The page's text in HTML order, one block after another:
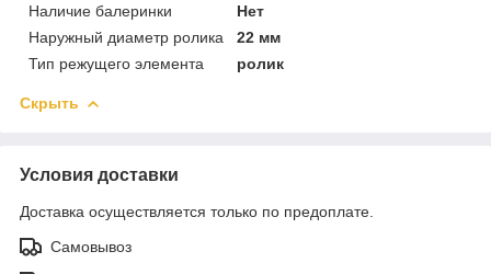
Наличие балеринки
Нет
Наружный диаметр ролика
22 мм
Тип режущего элемента
ролик
Скрыть
Условия доставки
Доставка осуществляется только по предоплате.
Самовывоз